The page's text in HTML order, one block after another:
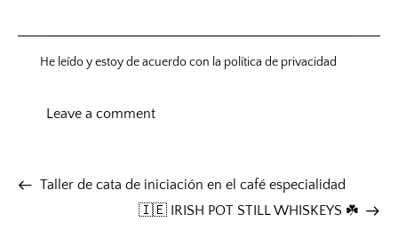
He leído y estoy de acuerdo con la política de privacidad
Taller de cata de iniciación en el café especialidad
🇮🇪 IRISH POT STILL WHISKEYS ☘️